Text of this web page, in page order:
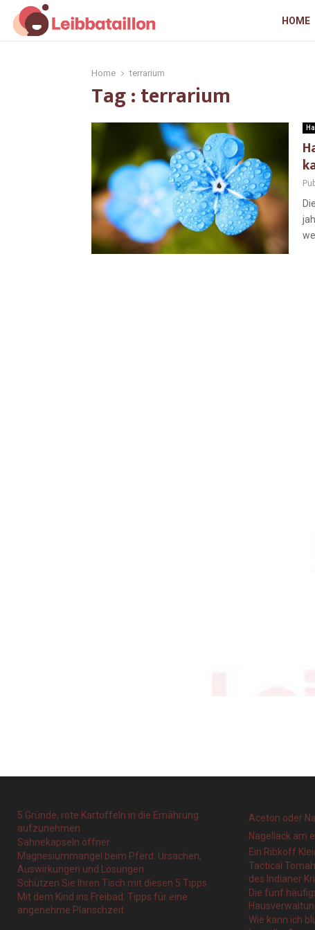
HOME
Home terrarium
Tag : terrarium
5 Gründe, rote Kartoffeln in die Ernährung
aufzunehmen
Sahnekapseln öffner
Magnesiummangel beim Pferd: Ursachen,
Auswirkungen und Lösungen
Schützen Sie Ihren Tisch mit diesen 5 Tipps
Mit dem Kind ins Freibad: Tipps für eine
angenehme Planschzeit
Aceton oder
Nagellack am
Ein Ribkoff
Tactical
des Indianer
Die fünf
Wie kann ich